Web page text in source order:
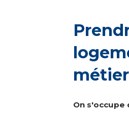
métier
On s'occupe